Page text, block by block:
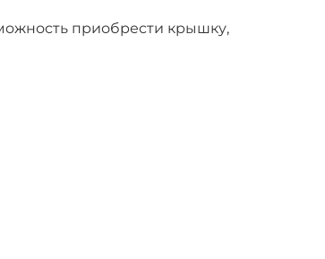
приобрести крышку,